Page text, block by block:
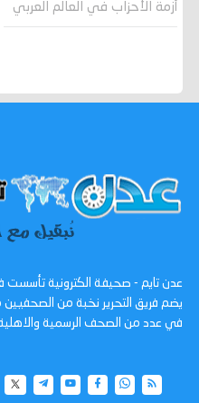
أزمة الأحزاب في العالم العربي
يضم فريق التحرير نخبة من
في عدد من الصحف الرسمية والاهلية